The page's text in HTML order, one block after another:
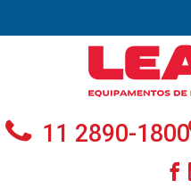
11 2890-1800